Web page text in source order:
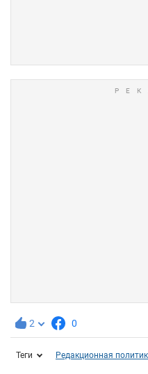
2 0
Теги Редакционная